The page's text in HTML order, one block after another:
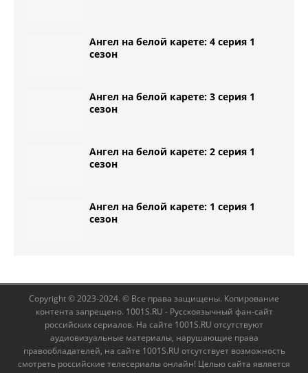
Ангел на белой карете: 4 серия 1
сезон
Ангел на белой карете: 3 серия 1
сезон
Ангел на белой карете: 2 серия 1
сезон
Ангел на белой карете: 1 серия 1
сезон
Copyright © 2023-2024. © Все права защищены. Копирование
контента запрещено. 1001S.RU - Русскоязычный фан-сайт
российских сериалов. На сайте 1001S.RU отсутствуют
аудиовизуальные материалы, нарушающие права
правообладателей, на сайте 1001S.RU отсутствует возможность
смотреть российские телесериалы онлайн! Целью сайта является